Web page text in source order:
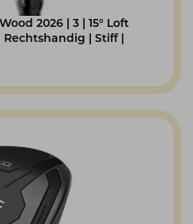
2026 | 3 | 15° Loft
Rechtshandig | Stiff |